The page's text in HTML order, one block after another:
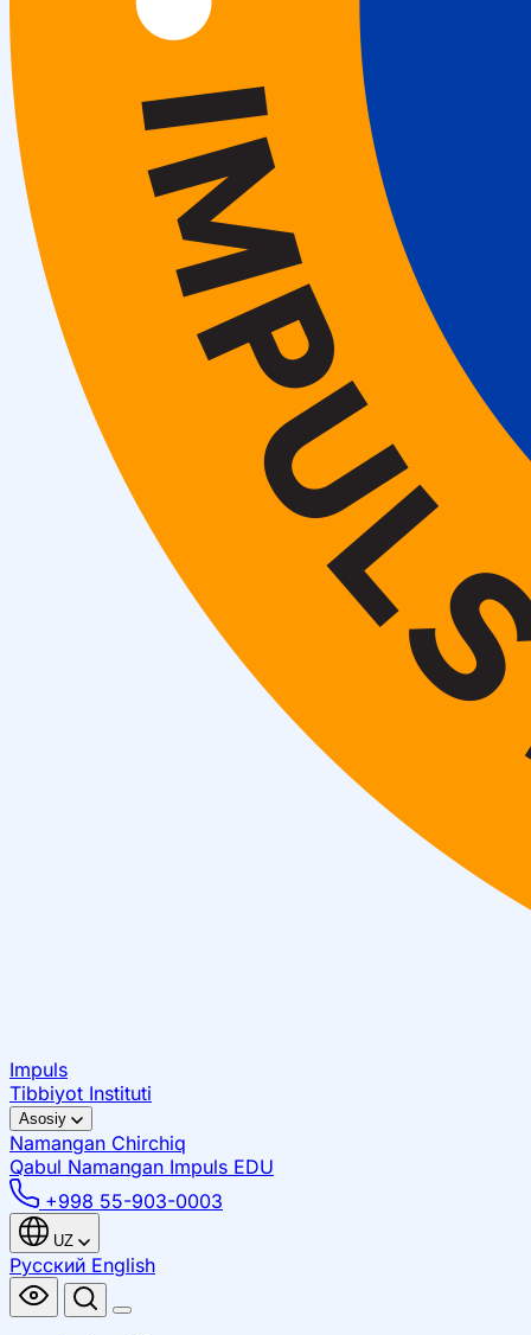
Impuls
Tibbiyot Instituti
Asosiy
Namangan Chirchiq
Qabul Namangan Impuls EDU
+998 55-903-0003
UZ
Русский English